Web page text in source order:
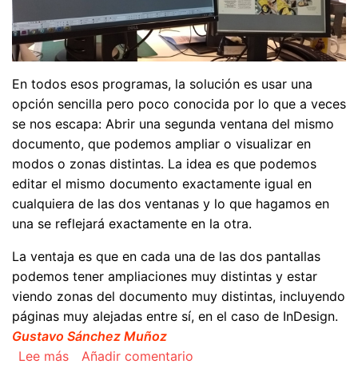
En todos esos programas, la solución es usar una
opción sencilla pero poco conocida por lo que a veces
se nos escapa: Abrir una segunda ventana del mismo
documento, que podemos ampliar o visualizar en
modos o zonas distintas. La idea es que podemos
editar el mismo documento exactamente igual en
cualquiera de las dos ventanas y lo que hagamos en
una se reflejará exactamente en la otra.
La ventaja es que en cada una de las dos pantallas
podemos tener ampliaciones muy distintas y estar
viendo zonas del documento muy distintas, incluyendo
páginas muy alejadas entre sí, en el caso de InDesign.
Gustavo Sánchez Muñoz
Lee mássobre Usos de "Nueva ventana" para un
Añadir comentario